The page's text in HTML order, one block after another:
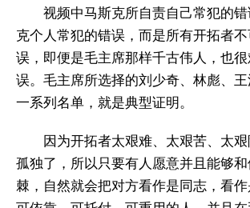
视频中马斯克所自责自己常犯的
克个人常犯的错误，而是所有开拓者
误，即便是毛主席那样千古伟人，也
误。毛主席所选择的刘少奇、林彪、
一系列名单，就是典型证明。
因为开拓者太艰难、太艰苦、太
孤独了，所以只要有人愿意并且能够
棘，自然就会把对方看作是同志，看